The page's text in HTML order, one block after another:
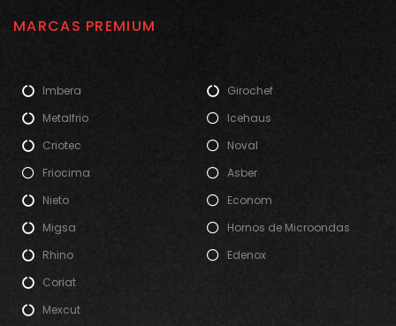
MARCAS PREMIUM
Imbera
Metalfrio
Criotec
Friocima
Nieto
Migsa
Rhino
Coriat
Mexcut
Girochef
Icehaus
Noval
Asber
Econom
Hornos de Microondas
Edenox